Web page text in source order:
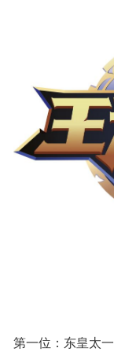
第一位：东皇太一